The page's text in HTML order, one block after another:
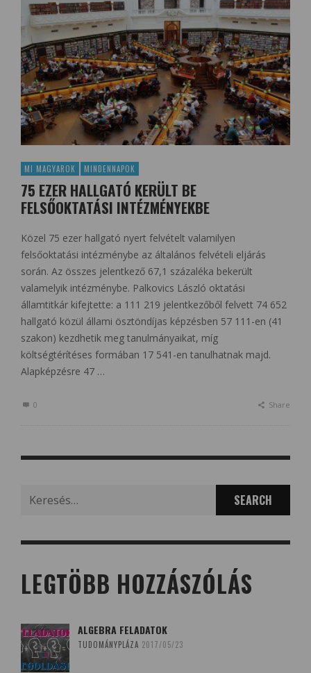
MI MAGYAROK MINDENNAPOK
75 EZER HALLGATÓ KERÜLT BE
FELSŐOKTATÁSI INTÉZMÉNYEKBE
Közel 75 ezer hallgató nyert felvételt valamilyen
felsőoktatási intézménybe az általános felvételi eljárás
során. Az összes jelentkező 67,1 százaléka bekerült
valamelyik intézménybe. Palkovics László oktatási
államtitkár kifejtette: a 111 219 jelentkezőből felvett 74 652
hallgató közül állami ösztöndíjas képzésben 57 111-en (41
szakon) kezdhetik meg tanulmányaikat, míg
költségtérítéses formában 17 541-en tanulhatnak majd.
Alapképzésre 47 …
0 Share
LEGTÖBB HOZZÁSZÓLÁS
ALGEBRA FELADATOK
TUDOMÁNYPLÁZA 2017/05/23